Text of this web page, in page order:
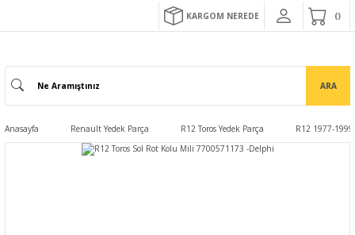
KARGOM NEREDE
ARA
Anasayfa Renault Yedek Parça R12 Toros Yedek Parça R12 1977-